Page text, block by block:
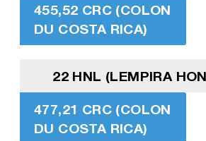
455,52 CRC (COLON
DU COSTA RICA)
22 HNL (LEMPIRA
477,21 CRC (COLON
DU COSTA RICA)